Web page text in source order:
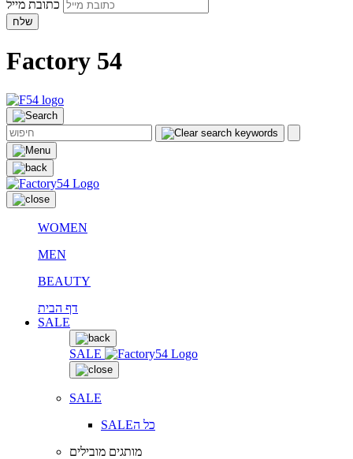
שלח
Factory 54
WOMEN
MEN
BEAUTY
דף הבית
SALE
SALE
SALE
SALEכל ה
מותגים מובילים